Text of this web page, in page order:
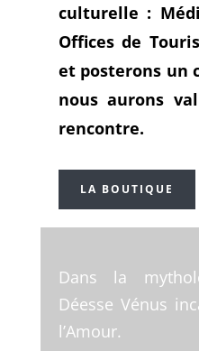
culturelle :
Offices de
et posterons un
nous aurons
rencontre.
LA BOUTIQUE
Dans la
Déesse Vénus
l’Amour.